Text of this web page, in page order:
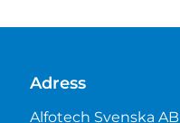
Adress
Alfotech Svenska AB